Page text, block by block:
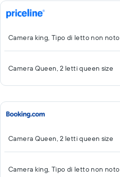
Camera king, Tipo di letto non noto
Camera Queen, 2 letti queen size
Camera Queen, 2 letti queen size
Camera king, Tipo di letto non noto